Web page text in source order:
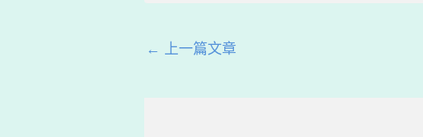
← 上一篇文章